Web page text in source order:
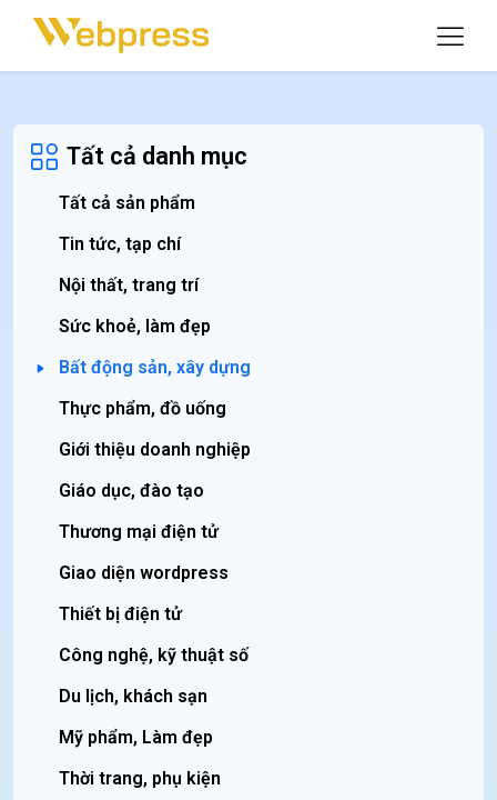
Tất cả danh mục
Tất cả sản phẩm
Tin tức, tạp chí
Nội thất, trang trí
Sức khoẻ, làm đẹp
Bất động sản, xây dựng
Thực phẩm, đồ uống
Giới thiệu doanh nghiệp
Giáo dục, đào tạo
Thương mại điện tử
Giao diện wordpress
Thiết bị điện tử
Công nghệ, kỹ thuật số
Du lịch, khách sạn
Mỹ phẩm, Làm đẹp
Thời trang, phụ kiện